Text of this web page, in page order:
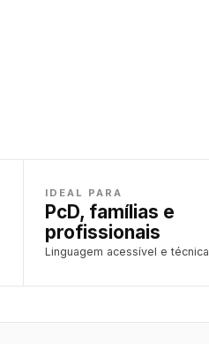
IDEAL PARA
PcD, famílias e
profissionais
Linguagem acessível e técnica